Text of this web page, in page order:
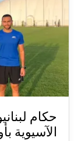
حكام
الآسيوية